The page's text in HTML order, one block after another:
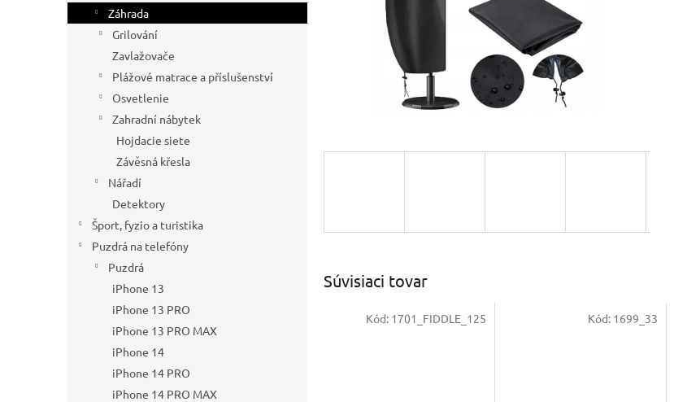
Záhrada
Grilování
Zavlažovače
Plážové matrace a příslušenství
Osvetlenie
Zahradní nábytek
Hojdacie siete
Závěsná křesla
Nářadí
Detektory
Šport, fyzio a turistika
Puzdrá na telefóny
Puzdrá
iPhone 13
iPhone 13 PRO
iPhone 13 PRO MAX
iPhone 14
iPhone 14 PRO
iPhone 14 PRO MAX
Súvisiaci tovar
Kód: 1701_FIDDLE_125 Kód: 1699_33